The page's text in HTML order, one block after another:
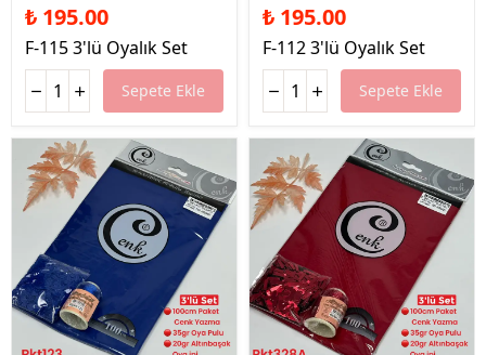
₺ 195.00
F-115 3'lü Oyalık Set
Sepete Ekle
₺ 195.00
F-112 3'lü Oyalık Set
Sepete Ekle
%22 İndirim %22 İndirim